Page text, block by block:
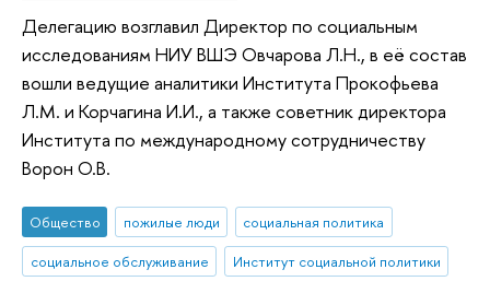
Делегацию возглавил Директор по социальным
исследованиям НИУ ВШЭ Овчарова Л.Н., в её состав
вошли ведущие аналитики Института Прокофьева
Л.М. и Корчагина И.И., а также советник директора
Института по международному сотрудничеству
Ворон О.В.
Общество пожилые люди
социальная политика
социальное обслуживание
Институт социальной политики